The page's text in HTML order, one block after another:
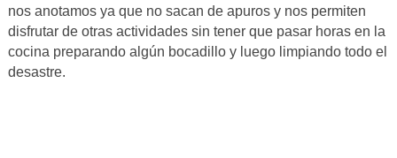
nos anotamos ya que no sacan de apuros y nos permiten
disfrutar de otras actividades sin tener que pasar horas en la
cocina preparando algún bocadillo y luego limpiando todo el
desastre.